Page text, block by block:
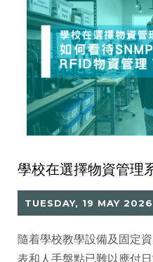
TUESDAY, 19 MAY 2026
隨着學校教學設備及固定
表和人手盤點已難以應付